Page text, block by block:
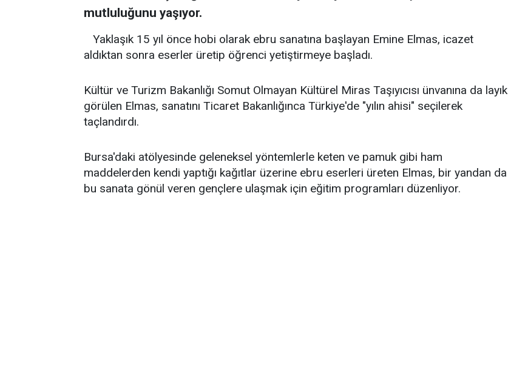
mutluluğunu yaşıyor.
Yaklaşık 15 yıl önce hobi olarak ebru sanatına başlayan Emine Elmas, icazet
aldıktan sonra eserler üretip öğrenci yetiştirmeye başladı.
Kültür ve Turizm Bakanlığı Somut Olmayan Kültürel Miras Taşıyıcısı ünvanına da layık
görülen Elmas, sanatını Ticaret Bakanlığınca Türkiye'de "yılın ahisi" seçilerek
taçlandırdı.
Bursa'daki atölyesinde geleneksel yöntemlerle keten ve pamuk gibi ham
maddelerden kendi yaptığı kağıtlar üzerine ebru eserleri üreten Elmas, bir yandan da
bu sanata gönül veren gençlere ulaşmak için eğitim programları düzenliyor.